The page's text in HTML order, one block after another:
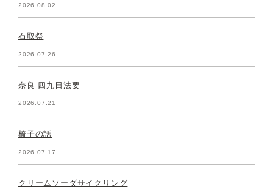
2026.08.02
石取祭
2026.07.26
奈良 四九日法要
2026.07.21
椅子の話
2026.07.17
クリームソーダサイクリング